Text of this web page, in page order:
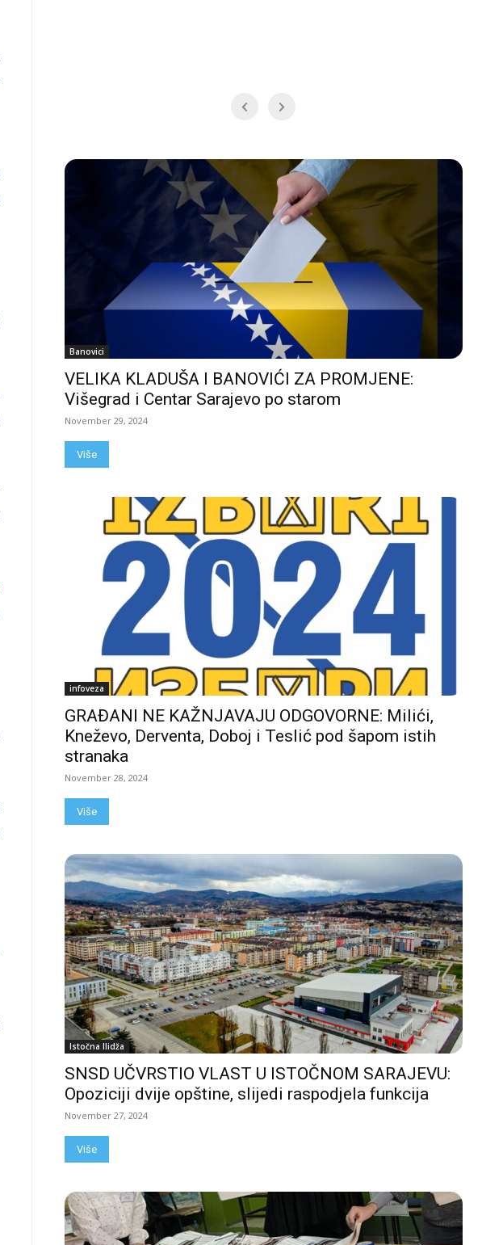
Banovici
VELIKA KLADUŠA I BANOVIĆI ZA PROMJENE:
Višegrad i Centar Sarajevo po starom
November 29, 2024
Više
infoveza
GRAĐANI NE KAŽNJAVAJU ODGOVORNE: Milići,
Kneževo, Derventa, Doboj i Teslić pod šapom istih
stranaka
November 28, 2024
Više
Istočna Ilidža
SNSD UČVRSTIO VLAST U ISTOČNOM SARAJEVU:
Opoziciji dvije opštine, slijedi raspodjela funkcija
November 27, 2024
Više